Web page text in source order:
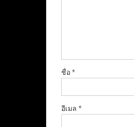
ชื่อ*
อีเมล *